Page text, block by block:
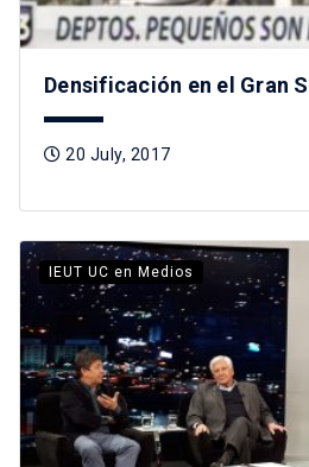
Densificación en el Gran
20 July, 2017
IEUT UC en Medios